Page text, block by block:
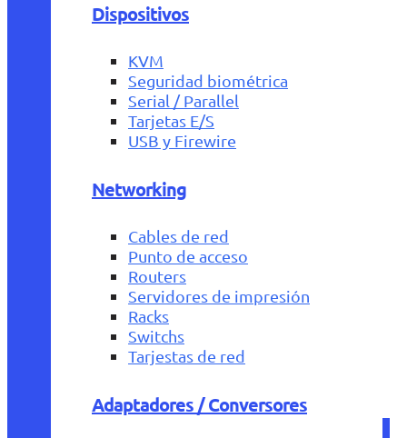
Dispositivos
KVM
Seguridad biométrica
Serial / Parallel
Tarjetas E/S
USB y Firewire
Networking
Cables de red
Punto de acceso
Routers
Servidores de impresión
Racks
Switchs
Tarjestas de red
Adaptadores / Conversores